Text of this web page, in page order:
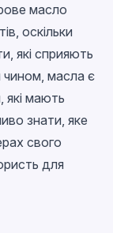
масло
оскільки
які сприяють
чином, масла є
мають
знати, яке
свого
для